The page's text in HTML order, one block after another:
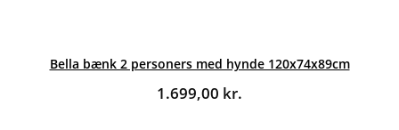
Bella bænk 2 personers med hynde 120x74x89cm
1.699,00 kr.